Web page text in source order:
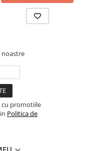
cu promotiile
Politica de